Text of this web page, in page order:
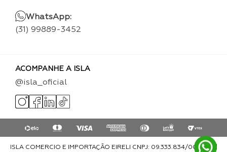
WhatsApp:
(31) 99889-3452
ACOMPANHE A ISLA
@isla_oficial
ISLA COMERCIO E IMPORTAÇÃO EIRELI CNPJ: 09.333.834/0001-93 |